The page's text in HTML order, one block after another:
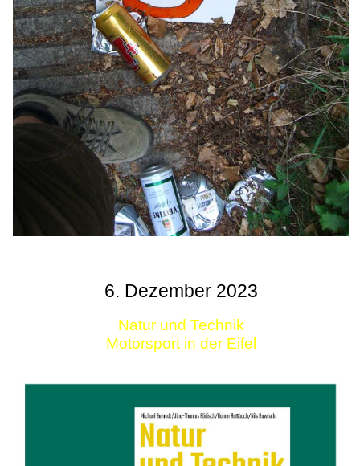
6. Dezember 2023
Natur und Technik
Motorsport in der Eifel